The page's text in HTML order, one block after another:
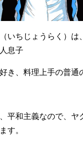
いちじょうらく）は
息子
き、料理上手の普通
平和主義なので、ヤ
す。